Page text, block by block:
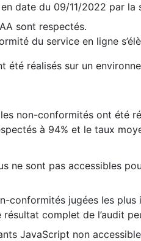
en date du 09/11/2022 par
sont respectés.
du service en ligne
été réalisés sur un
non-conformités ont été
à 94% et le taux
ne sont pas accessibles
conformités jugées les
résultat complet de l’audit
JavaScript non